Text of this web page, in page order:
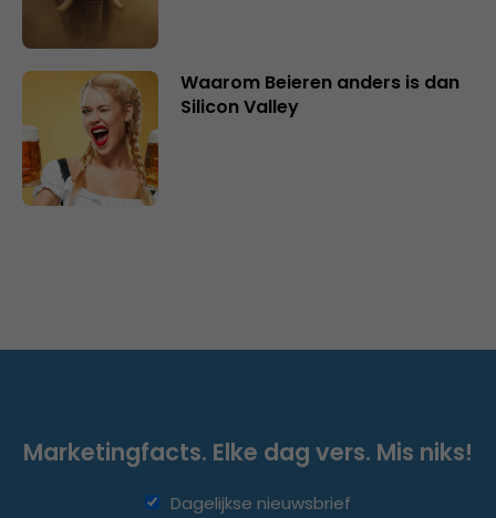
Waarom Beieren anders is dan
Silicon Valley
Marketingfacts. Elke dag vers. Mis niks!
Dagelijkse nieuwsbrief